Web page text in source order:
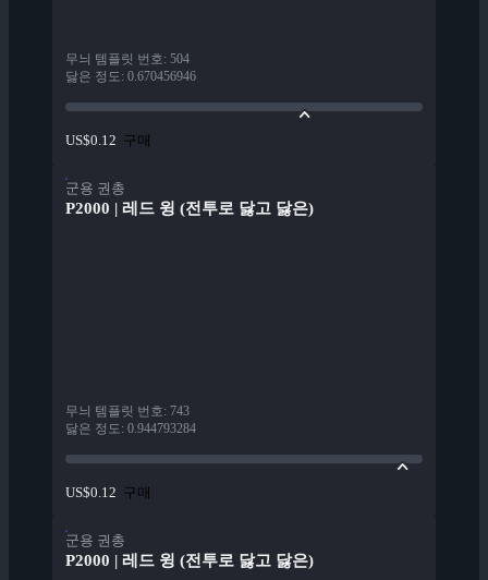
무늬 템플릿 번호: 504
닳은 정도: 0.670456946
US$0.12 구매
군용 권총
P2000 | 레드 윙 (전투로 닳고 닳은)
무늬 템플릿 번호: 743
닳은 정도: 0.944793284
US$0.12 구매
군용 권총
P2000 | 레드 윙 (전투로 닳고 닳은)